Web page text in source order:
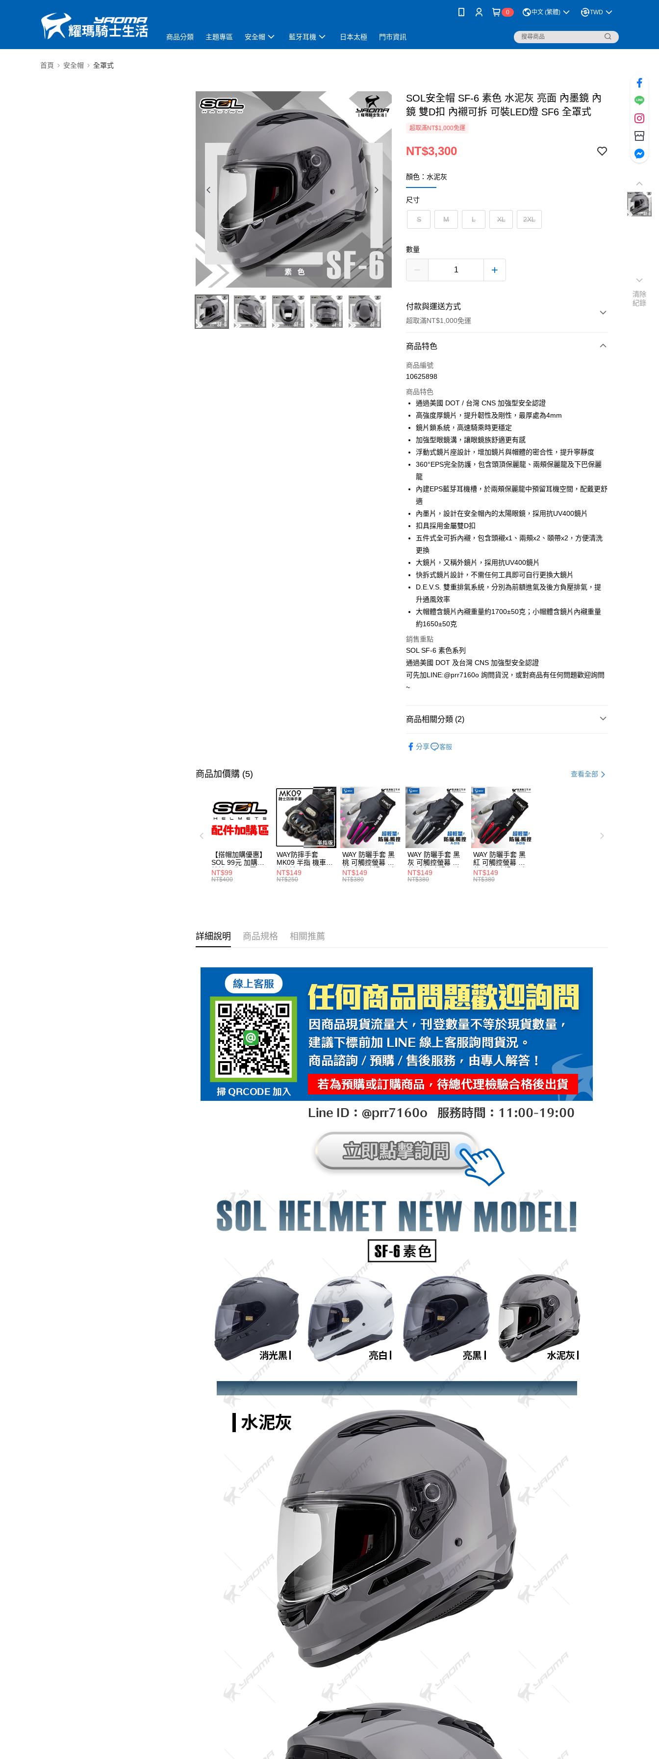
0 中文 (繁體) TWD
商品分類 主題專區 安全帽 藍牙耳機 日本太極 門市資訊
首頁 安全帽 全罩式
SOL安全帽 SF-6 素色 水泥灰 亮面 內墨鏡 內
鏡 雙D扣 內襯可拆 可裝LED燈 SF6 全罩式
超取滿NT$1,000免運
NT$3,300
顏色：水泥灰
尺寸
S M L XL 2XL
數量
付款與運送方式
超取滿NT$1,000免運
付款方式
信用卡一次付款
Apple Pay
ATM付款
運送方式
全家取貨付款(安全帽一頂以上請選宅配)
每筆NT$60，滿NT$1,000(含以上)免運費
7-11取貨付款(安全帽一頂以上請選宅配)
每筆NT$60，滿NT$1,000(含以上)免運費
宅配
商品特色
商品編號
10625898
商品特色
通過美國 DOT / 台灣 CNS 加強型安全認證
高強度厚鏡片，提升韌性及剛性，最厚處為4mm
鏡片鎖系統，高速騎乘時更穩定
加強型眼鏡溝，讓眼鏡族舒適更有感
浮動式鏡片座設計，增加鏡片與帽體的密合性，提升寧靜度
360°EPS完全防護，包含頭頂保麗龍、兩頰保麗龍及下巴保麗
龍
內建EPS藍芽耳機槽，於兩頰保麗龍中預留耳機空間，配戴更舒
適
內墨片，設計在安全帽內的太陽眼鏡，採用抗UV400鏡片
扣具採用金屬雙D扣
五件式全可拆內襯，包含頭襯x1、兩頰x2、頤帶x2，方便清洗
更換
大鏡片，又稱外鏡片，採用抗UV400鏡片
快拆式鏡片設計，不需任何工具即可自行更換大鏡片
D.E.V.S. 雙重排氣系統，分別為前額進氣及後方負壓排氣，提
升通風效率
大帽體含鏡片內襯重量約1700±50克；小帽體含鏡片內襯重量
約1650±50克
銷售重點
SOL SF-6 素色系列
通過美國 DOT 及台灣 CNS 加強型安全認證
可先加LINE:@prr7160o 詢問貨況，或對商品有任何問題歡迎詢問
~
商品相關分類 (2)
分享 客服
商品加價購 (5) 查看全部
【搭帽加購優惠】
SOL 99元 加購區
鏡片 內襯 內置墨
鏡 防水帽袋 安全
NT$99
NT$400
WAY防摔手套
MK09 半指 機車手
套 透氣 硬殼護具
騎車 腳踏車 爬山
NT$149
NT$250
WAY 防曬手套 黑
桃 可觸控螢幕 輕
薄 透氣 止滑 反光
機車手套 A016 耀
NT$149
NT$380
WAY 防曬手套 黑
灰 可觸控螢幕 輕
薄 透氣 止滑 反光
機車手套 A016 耀
NT$149
NT$380
WAY 防曬手套 黑
紅 可觸控螢幕 輕
薄 透氣 止滑 反光
機車手套 A016 耀
NT$149
NT$380
詳細說明 商品規格 相關推薦
清除
紀錄